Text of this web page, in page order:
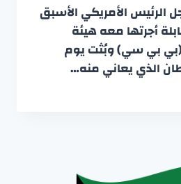
الرئيس الأمريكي الأسبق
أجرتها معه هيئة
(بي بي سي) وبُثت يوم
الذي يعاني منه…